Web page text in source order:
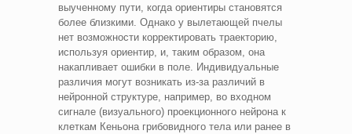
выученному пути, когда ориентиры становятся
более близкими. Однако у вылетающей пчелы
нет возможности корректировать траекторию,
используя ориентир, и, таким образом, она
накапливает ошибки в поле. Индивидуальные
различия могут возникать из-за различий в
нейронной структуре, например, во входном
сигнале (визуального) проекционного нейрона к
клеткам Кеньона грибовидного тела или ранее в